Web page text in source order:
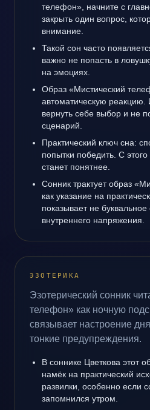
телефон», начните с
закрыть один вопрос,
внимание.
Такой сон часто
важно не попасть в
на эмоциях.
Образ «Мистический
автоматическую
вернуть себе выбор и не
сценарий.
Практический ключ сна:
попытки победить. С
станет понятнее.
Сонник трактует образ
как указание на
показывает не
внутреннего напряжения.
ЭЗОТЕРИКА
Эзотерический сонник
телефон» как ночную
связывает настроение
тонкие предупреждения.
В соннике Цветкова этот
намёк на практический
развилки, особенно если
запомнился утром.